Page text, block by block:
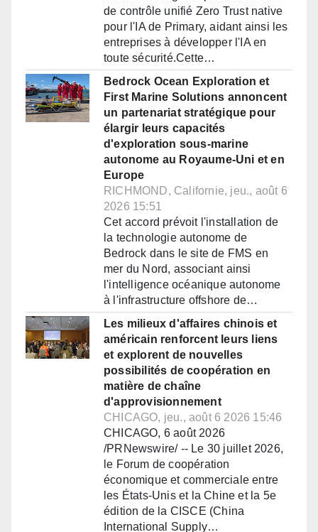
de contrôle unifié Zero Trust native
pour l'IA de Primary, aidant ainsi les
entreprises à développer l'IA en
toute sécurité.Cette…
Bedrock Ocean Exploration et
First Marine Solutions annoncent
un partenariat stratégique pour
élargir leurs capacités
d'exploration sous-marine
autonome au Royaume-Uni et en
Europe
RICHMOND, Californie, jeu., août 6
2026 15:51
Cet accord prévoit l'installation de
la technologie autonome de
Bedrock dans le site de FMS en
mer du Nord, associant ainsi
l'intelligence océanique autonome
à l'infrastructure offshore de…
Les milieux d'affaires chinois et
américain renforcent leurs liens
et explorent de nouvelles
possibilités de coopération en
matière de chaîne
d'approvisionnement
CHICAGO, jeu., août 6 2026 15:46
CHICAGO, 6 août 2026
/PRNewswire/ -- Le 30 juillet 2026,
le Forum de coopération
économique et commerciale entre
les États-Unis et la Chine et la 5e
édition de la CISCE (China
International Supply…